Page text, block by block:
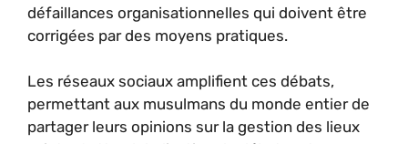
défaillances organisationnelles qui doivent être
corrigées par des moyens pratiques.
Les réseaux sociaux amplifient ces débats,
permettant aux musulmans du monde entier de
partager leurs opinions sur la gestion des lieux